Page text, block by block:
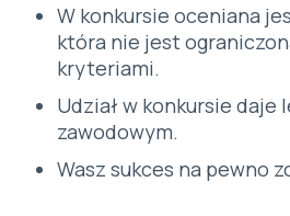
W konkursie oceniana
która nie jest
kryteriami.
Udział w konkursie
zawodowym.
Wasz sukces na pewno